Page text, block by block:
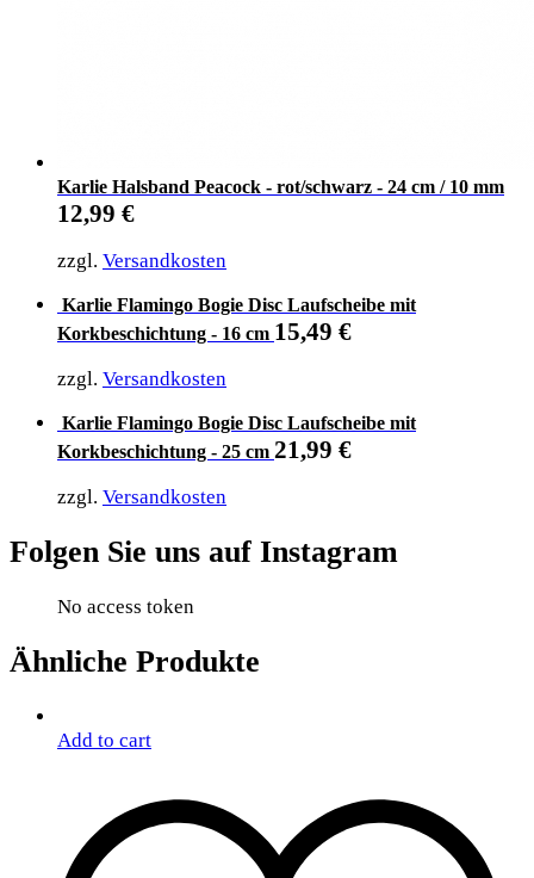
Karlie Halsband Peacock - rot/schwarz - 24 cm / 10 mm
12,99 €
zzgl. Versandkosten
Karlie Flamingo Bogie Disc Laufscheibe mit
Korkbeschichtung - 16 cm 15,49 €
zzgl. Versandkosten
Karlie Flamingo Bogie Disc Laufscheibe mit
Korkbeschichtung - 25 cm 21,99 €
zzgl. Versandkosten
Folgen Sie uns auf Instagram
No access token
Ähnliche Produkte
Add to cart